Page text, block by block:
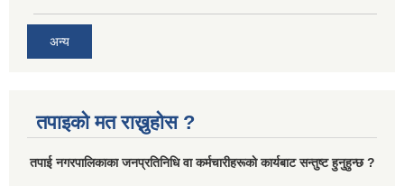
अन्य
तपाइको मत राख्नुहोस ?
तपा‌ई नगरपालिकाका जनप्रतिनिधि वा कर्मचारीहरूकाे कार्यबाट सन्तुष्ट हुनुहुन्छ ?